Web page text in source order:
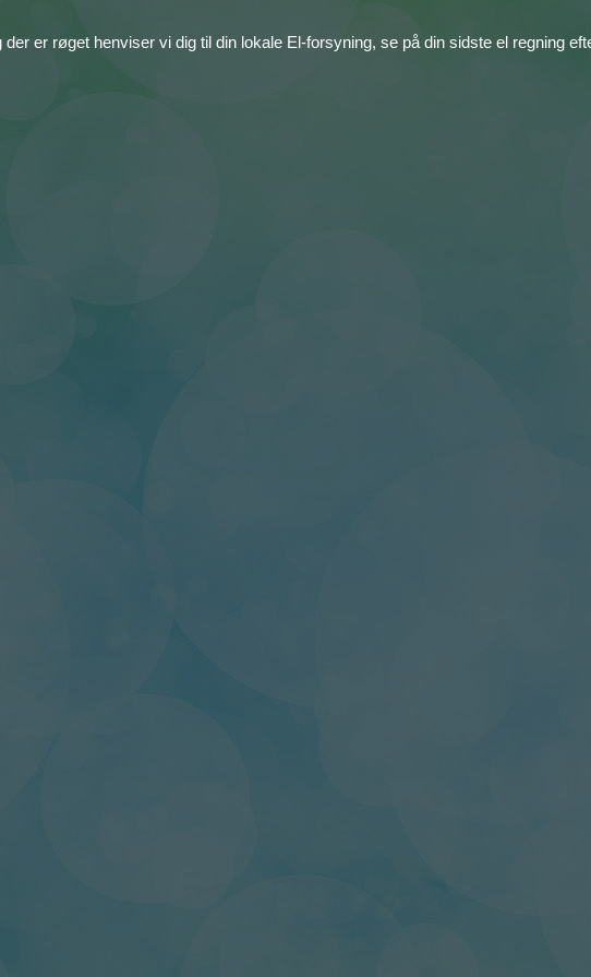
er røget henviser vi dig til din lokale El-forsyning, se på din sidste el regning